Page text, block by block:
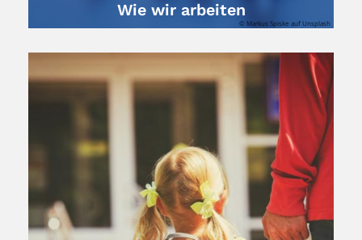
Wie wir arbeiten
© Markus Spiske auf Unsplash